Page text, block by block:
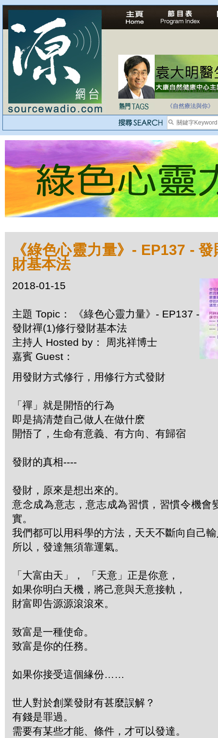
自家教育合法化-
《自然療法與你》
《綠色心靈力量》- EP137 -
財基本法
2018-01-15
主題 Topic： 《綠色心靈力量》- EP137 -
發財禪(1)修行發財基本法
主持人 Hosted by： 周兆祥博士
嘉賓 Guest：
用發財方式修行，用修行方式發財
「禪」就是開悟的行為
即是搞清楚自己做人在做什麽
開悟了，生命有意義、有方向、有歸宿
發財的真相----
發財，原來是想出來的。
意念成為意志，意志成為習慣，習慣令機會
實。
我們都可以用科學的方法，天天不斷向自己
所以，發達無須靠運氣。
「大富由天」， 「天意」正是你意，
如果你明白天機，將己意與天意接軌，
財富即告源源滾滾來。
致富是一種使命。
致富是你的任務。
如果你接受這個緣份……
世人對於創業發財有甚麼誤解？
有錢是罪過。
需要有某些才能、條件，才可以發達。